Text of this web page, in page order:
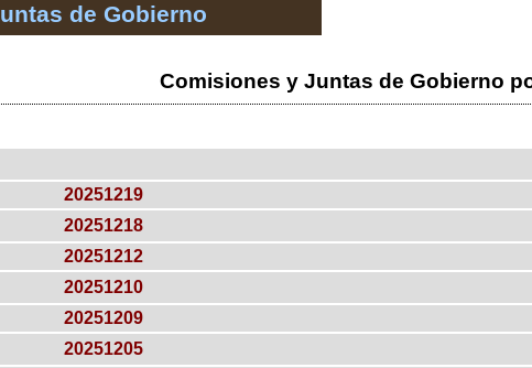
de Gobierno
Comisiones y Juntas de Gobierno
20251219
20251218
20251212
20251210
20251209
20251205